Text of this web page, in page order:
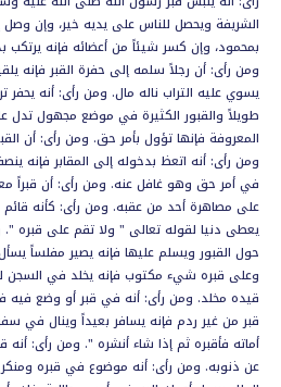
الشريفة ويحصل للناس على يديه خير، وإن
بمحمود، وإن كسر شيئاً من أعضائه فإنه يرتكب
ومن رأى: أن رجلاً سلمه إلى حفرة القبر فإنه
يسوي عليه التراب ناله مال. ومن رأى: أنه
طويلاً والقبور الكثيرة في موضع مجهول تدل
المعروفة فإنها تؤول بأمر حق. ومن رأى: أن
ومن رأى: أنه اتعظ بدخوله إلى المقابر فإنه
في أمر حق وهو غافل عنه. ومن رأى: أن قبراً
على مصاهرة أحد من عقبه. ومن رأى: كأنه
يعطى دنيا لقوله تعالى " ولا تقم على قبره
حول القبور ويسلم عليها فإنه يصير مفلساً
وعلى قبره شيء مكتوب فإنه يخلد في السجن
قيده مخلد. ومن رأى: أنه في قبر أو وضع
قبر من غير ردم فإنه يسافر بعيداً وينال في
أماته فأقبره ثم إذا شاء أنشره ". ومن رأى: أنه
عن ذنوبه. ومن رأى: أنه موضوع في قبره ومنكر